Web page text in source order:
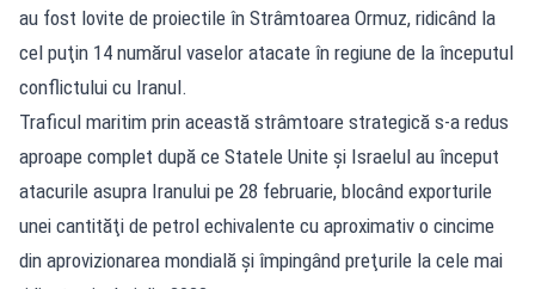
au fost lovite de proiectile în Strâmtoarea Ormuz, ridicând la
cel puţin 14 numărul vaselor atacate în regiune de la începutul
conflictului cu Iranul.
Traficul maritim prin această strâmtoare strategică s-a redus
aproape complet după ce Statele Unite şi Israelul au început
atacurile asupra Iranului pe 28 februarie, blocând exporturile
unei cantităţi de petrol echivalente cu aproximativ o cincime
din aprovizionarea mondială şi împingând preţurile la cele mai